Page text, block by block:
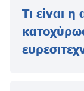
Τι είναι